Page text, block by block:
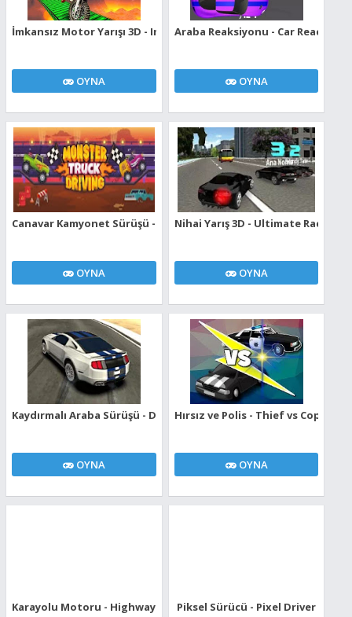
İmkansız Motor Yarışı 3D - Impossible Bike Racing 3D
OYNA
Araba Reaksiyonu - Car Reaction
OYNA
Canavar Kamyonet Sürüşü - Monster Truck Driving
OYNA
Nihai Yarış 3D - Ultimate Racing
OYNA
Kaydırmalı Araba Sürüşü - Drift Car Driving
OYNA
Hırsız ve Polis - Thief vs Cops
OYNA
Karayolu Motoru - Highway MotorcyclePiksel Sürücü - Pixel Driver